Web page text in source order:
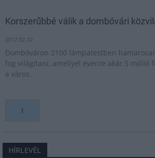
Korszerűbbé válik a dombóvári
2017.02.10
Dombóváron 2100 lámpatestben
fog világítani, amellyel évente akár 5 millió
a város.
1
HÍRLEVÉL